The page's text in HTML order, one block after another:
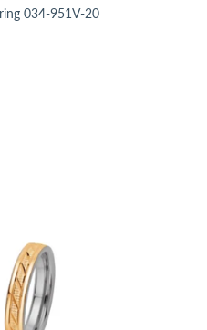
034-951V-20